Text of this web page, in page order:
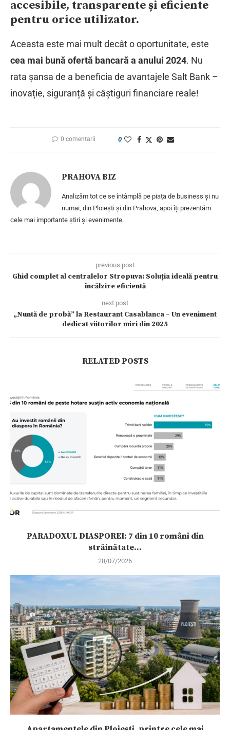
accesibile, transparente și eficiente
pentru orice utilizator.
Aceasta este mai mult decât o oportunitate, este
cea mai bună ofertă bancară a anului 2024. Nu
rata șansa de a beneficia de avantajele Salt Bank –
inovație, siguranță și câștiguri financiare reale!
0 comentarii 0
PRAHOVA BIZ
Analizăm tot ce se întâmplă pe piața de business și nu
numai, din Ploiești și din Prahova, apoi îți prezentăm
cele mai importante știri și evenimente.
previous post
Ghid complet al centralelor Stropuva: Soluția ideală pentru
încălzire eficientă
next post
„Nuntă de probă” la Restaurant Casablanca – Un eveniment
dedicat viitorilor miri din 2025
RELATED POSTS
PARADOXUL DIASPOREI: 7 din 10 români din
străinătate...
28/07/2026